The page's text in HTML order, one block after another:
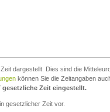
dargestellt. Dies sind die
können Sie die Zeitangaben
gesetzliche Zeit eingestellt.
gesetzlicher Zeit vor.